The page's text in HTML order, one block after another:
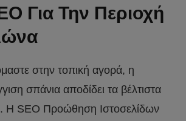
Για Την Περιοχή
στην τοπική αγορά, η
σπάνια αποδίδει τα βέλτιστα
Η SEO Προώθηση Ιστοσελίδων